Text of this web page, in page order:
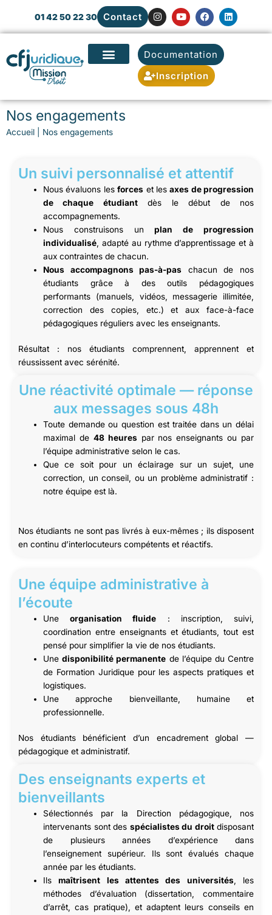
contenu
01 42 50 22 30 Contact I
n
s
g
r
a
m
Y
o
u
b
e
F
a
c
b
o
o
k
L
i
n
Documentation
Inscription
Nos engagements
Accueil Nos engagements
Un suivi personnalisé et attentif
Nous évaluons lesforces et lesaxes de progression
de chaque étudiantdès le début de nos
accompagnements.
Nous construisons unplan de progression
individualisé , adapté au rythme d’apprentissage et à
aux contraintes de chacun.
Nous accompagnons pas-à-pas chacun de nos
étudiants grâce à des outils pédagogiques
performants (manuels, vidéos, messagerie illimitée,
correction des copies, etc.) et aux face-à-face
pédagogiques réguliers avec les enseignants.
Résultat : nos étudiants comprennent, apprennent et
réussissent avec sérénité.
Une réactivité optimale — réponse
aux messages sous 48h
Toute demande ou question est traitée dans un délai
maximal de 48 heurespar nos enseignants ou par
l’équipe administrative selon le cas.
Que ce soit pour un éclairage sur un sujet, une
correction, un conseil, ou un problème administratif :
notre équipe est là.
Nos étudiants ne sont pas livrés à eux-mêmes ; ils disposent
en continu d’interlocuteurs compétents et réactifs.
Une équipe administrative à
l’écoute
Uneorganisation fluide : inscription, suivi,
coordination entre enseignants et étudiants, tout est
pensé pour simplifier la vie de nos étudiants.
Unedisponibilité permanente de l’équipe du Centre
de Formation Juridique pour les aspects pratiques et
logistiques.
Une approche bienveillante, humaine et
professionnelle.
Nos étudiants bénéficient d’un encadrement global —
pédagogique et administratif.
Des enseignants experts et
bienveillants
Sélectionnés par la Direction pédagogique, nos
intervenants sont des spécialistes du droitdisposant
de plusieurs années d’expérience dans
l’enseignement supérieur. Ils sont évalués chaque
année par les étudiants.
Ilsmaîtrisent les attentes des universités, les
méthodes d’évaluation (dissertation, commentaire
d’arrêt, cas pratique), et adaptent leurs conseils en